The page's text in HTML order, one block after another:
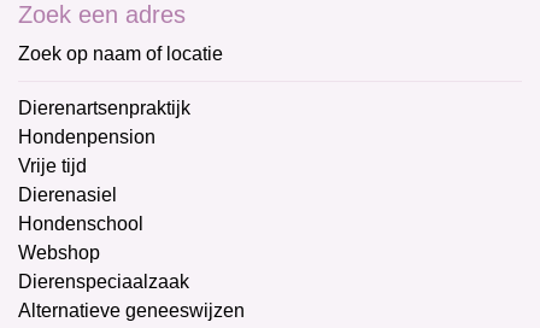
Zoek een adres
Zoek op naam of locatie
Dierenartsenpraktijk
Hondenpension
Vrije tijd
Dierenasiel
Hondenschool
Webshop
Dierenspeciaalzaak
Alternatieve geneeswijzen